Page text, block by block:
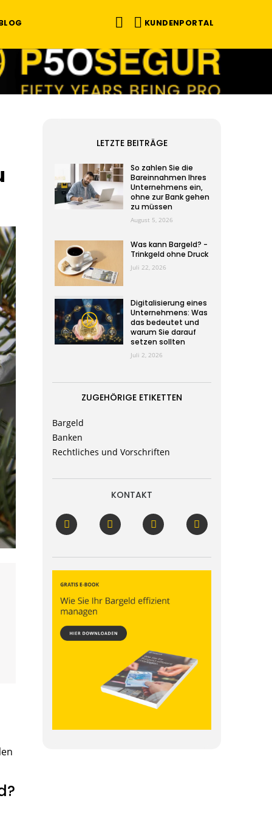
KUNDENPORTAL
LETZTE BEITRÄGE
So zahlen Sie die
Bareinnahmen Ihres
Unternehmens ein,
ohne zur Bank gehen
zu müssen
August 5, 2026
Was kann Bargeld? -
Trinkgeld ohne Druck
Juli 22, 2026
Digitalisierung eines
Unternehmens: Was
das bedeutet und
warum Sie darauf
setzen sollten
Juli 2, 2026
ZUGEHÖRIGE ETIKETTEN
Bargeld
Banken
Rechtliches und Vorschriften
KONTAKT